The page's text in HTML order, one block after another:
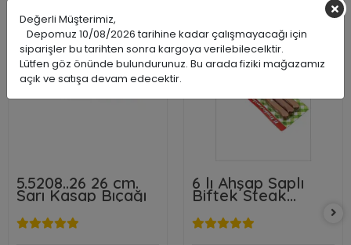
İNDİRİM
%22
5.5208..26 26 cm.
Sarı Kasap Bıçağı
İNDİRİM
6 lı Ahşap Saplı
Biftek Steak
Kesim Bıçağı
Değerli Müşterimiz,
Depomuz 10/08/2026 tarihine kadar çalışmayacağı için
siparişler bu tarihten sonra kargoya verilebilecelktir.
Lütfen göz önünde bulundurunuz. Bu arada fiziki mağazamız
açık ve satışa devam edecektir.